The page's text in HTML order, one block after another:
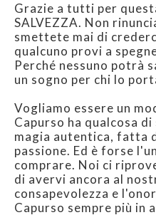
Grazie a tutti per
SALVEZZA. Non
smettete mai di
qualcuno provi a
Perché nessuno potrà
un sogno per chi lo
Vogliamo essere un
Capurso ha qualcosa
magia autentica, fatta
passione. Ed è forse
comprare. Noi ci
di avervi ancora al
consapevolezza e
Capurso sempre più